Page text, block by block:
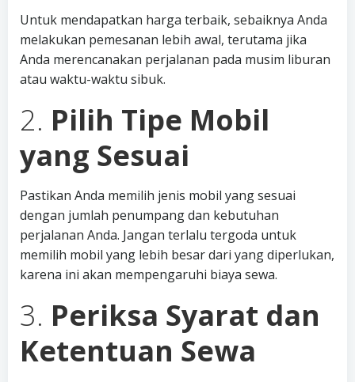
Untuk mendapatkan harga terbaik, sebaiknya Anda
melakukan pemesanan lebih awal, terutama jika
Anda merencanakan perjalanan pada musim liburan
atau waktu-waktu sibuk.
2. Pilih Tipe Mobil
yang Sesuai
Pastikan Anda memilih jenis mobil yang sesuai
dengan jumlah penumpang dan kebutuhan
perjalanan Anda. Jangan terlalu tergoda untuk
memilih mobil yang lebih besar dari yang diperlukan,
karena ini akan mempengaruhi biaya sewa.
3. Periksa Syarat dan
Ketentuan Sewa